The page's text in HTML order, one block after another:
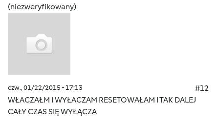
(niezweryfikowany)
czw., 01/22/2015 - 17:13
#12
WŁACZAŁM I WYŁACZAM RESETOWAŁAM I TAK DALEJ
CAŁY CZAS SIĘ WYŁĄCZA